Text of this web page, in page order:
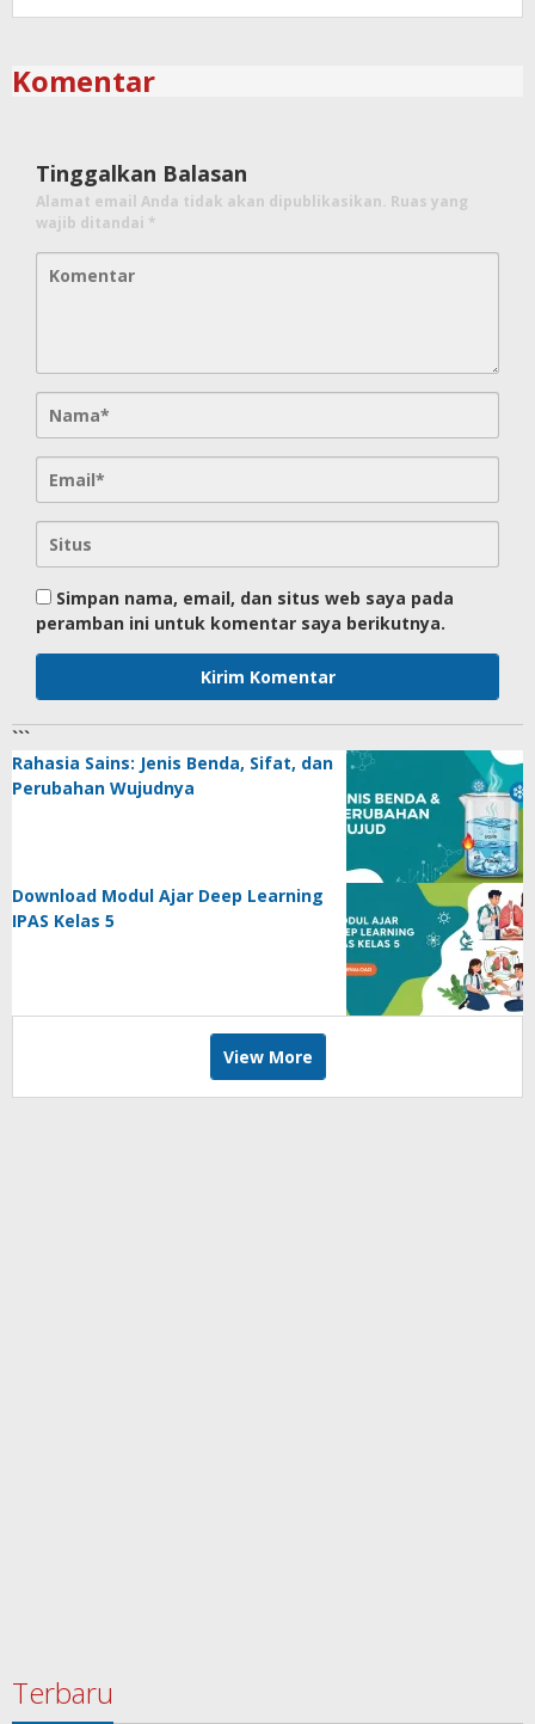
Komentar
Tinggalkan Balasan
Alamat email Anda tidak akan dipublikasikan. Ruas yang
wajib ditandai *
Simpan nama, email, dan situs web saya pada
peramban ini untuk komentar saya berikutnya.
```
Rahasia Sains: Jenis Benda, Sifat, dan
Perubahan Wujudnya
Download Modul Ajar Deep Learning
IPAS Kelas 5
View More
Terbaru